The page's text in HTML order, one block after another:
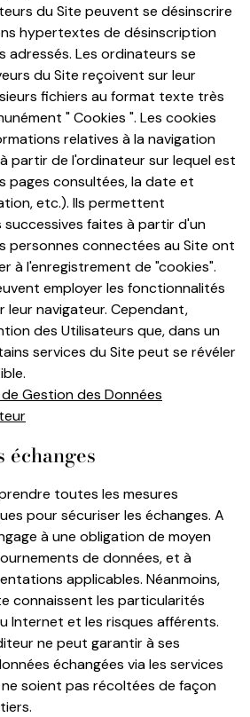
du Site peuvent se désinscrire
hypertextes de désinscription
adressés. Les ordinateurs se
du Site reçoivent sur leur
fichiers au format texte très
" Cookies ". Les cookies
relatives à la navigation
partir de l'ordinateur sur lequel est
pages consultées, la date et
etc.). Ils permettent
faites à partir d'un
personnes connectées au Site ont
à l'enregistrement de "cookies".
employer les fonctionnalités
navigateur. Cependant,
des Utilisateurs que, dans un
services du Site peut se révéler
Gestion des Données
échanges
toutes les mesures
pour sécuriser les échanges. A
à une obligation de moyen
de données, et à
applicables. Néanmoins,
connaissent les particularités
Internet et les risques afférents.
ne peut garantir à ses
échangées via les services
soient pas récoltées de façon